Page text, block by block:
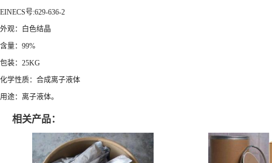
EINECS号:629-636-2
外观：白色结晶
含量：99%
包装：25KG
化学性质：合成离子液体
用途：离子液体。
相关产品：